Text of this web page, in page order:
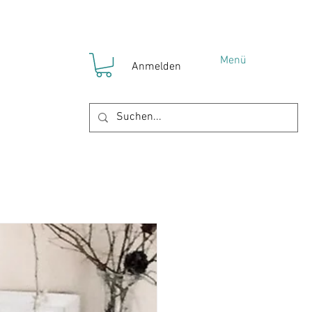
Menü
Anmelden
YOKO Gruppen